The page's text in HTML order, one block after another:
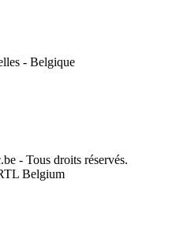
- Belgique
- Tous droits réservés.